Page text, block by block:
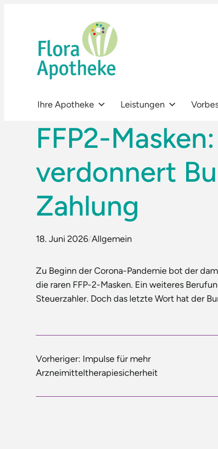
Ihre Apotheke Leistungen
FFP2-
verdonnert
Zahlung
18. Juni 2026/Allgemein
Zu Beginn der Corona-Pandemie bot der
die raren FFP-2-Masken. Ein weiteres
Steuerzahler. Doch das letzte Wort hat der
Vorheriger: Impulse für mehr
Arzneimitteltherapiesicherheit